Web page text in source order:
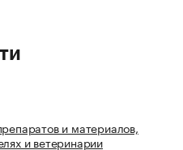
и материалов,
и ветеринарии